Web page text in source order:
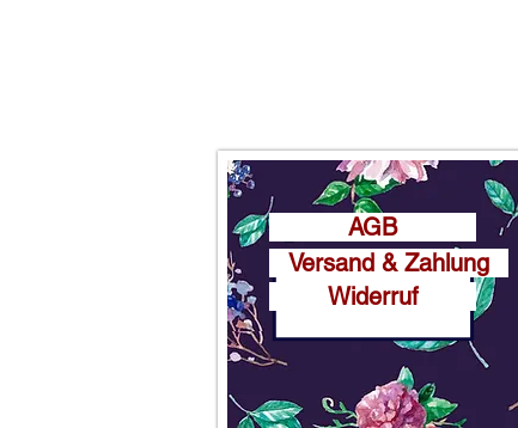
AGB
Versand & Zahlung
Widerruf